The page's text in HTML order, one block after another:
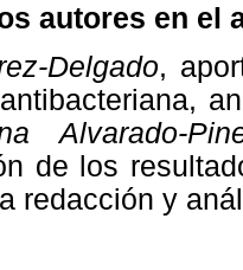
autores en el
Delgado,
Alvarado-
de los
redacción y